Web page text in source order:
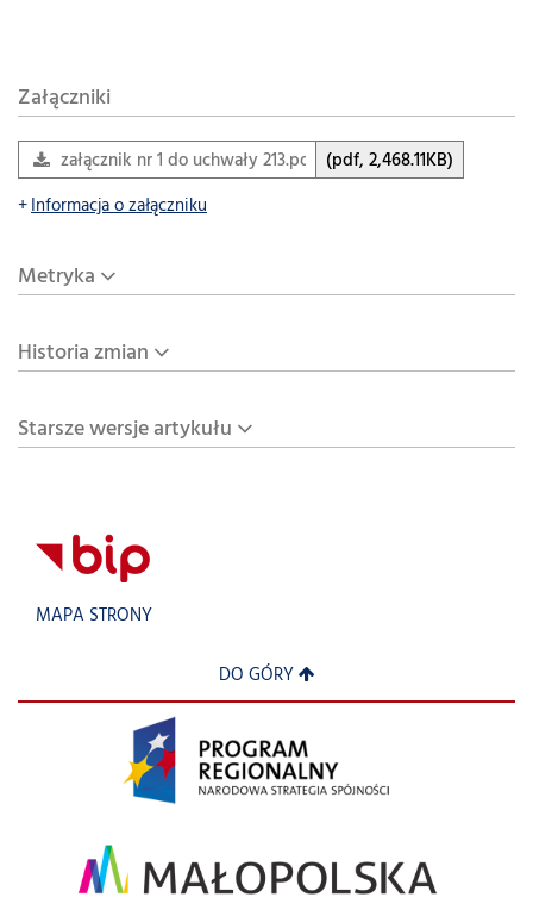
Załączniki
załącznik nr 1 do uchwały 213.pdf
(pdf, 2,468.11KB)
Informacja o załączniku
Metryka
Historia zmian
Starsze wersje artykułu
MAPA STRONY
DO GÓRY